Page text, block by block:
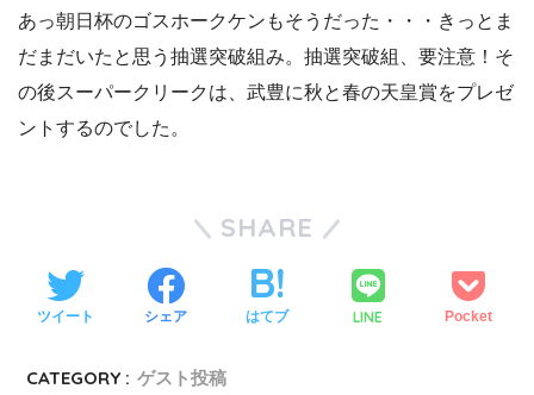
あっ朝日杯のゴスホークケンもそうだった・・・きっとま
だまだいたと思う抽選突破組み。抽選突破組、要注意！そ
の後スーパークリークは、武豊に秋と春の天皇賞をプレゼ
ントするのでした。
SHARE
ツイート シェア はてブ LINE Pocket
CATEGORY : ゲスト投稿